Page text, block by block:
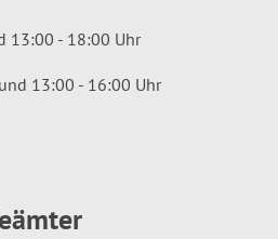
13:00 - 18:00 Uhr
13:00 - 16:00 Uhr